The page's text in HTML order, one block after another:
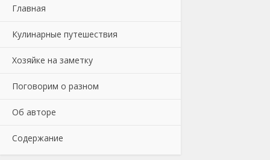
Главная
Кулинарные путешествия
Хозяйке на заметку
Поговорим о разном
Об авторе
Содержание